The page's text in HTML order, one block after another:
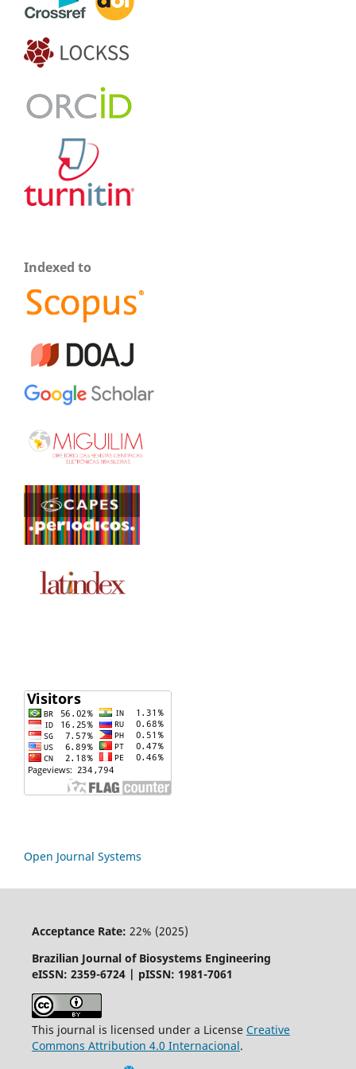
Indexed to
Open Journal Systems
Acceptance Rate: 22% (2025)
Brazilian Journal of Biosystems Engineering
eISSN: 2359-6724 | pISSN: 1981-7061
This journal is licensed under a License Creative
Commons Attribution 4.0 Internacional.